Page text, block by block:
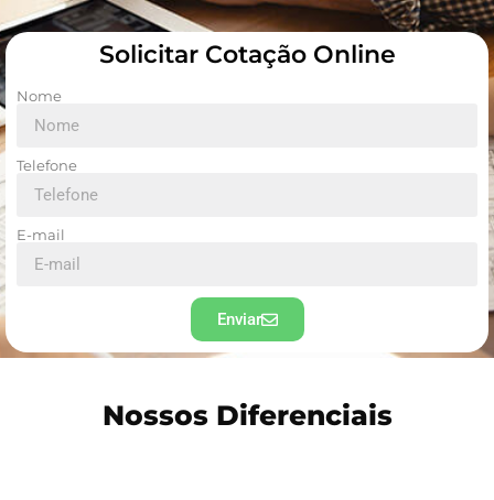
Solicitar Cotação Online
Nome
Telefone
E-mail
Enviar
Nossos Diferenciais